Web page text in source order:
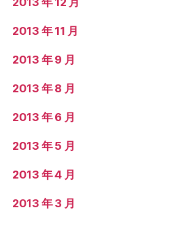
2013 年 11 月
2013 年 9 月
2013 年 8 月
2013 年 6 月
2013 年 5 月
2013 年 4 月
2013 年 3 月